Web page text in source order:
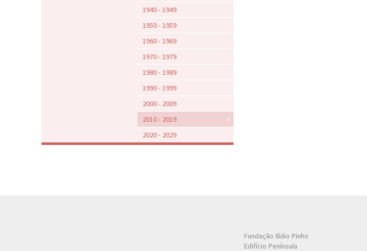
1940 - 1949
1950 - 1959
1960 - 1969
1970 - 1979
1980 - 1989
1990 - 1999
2000 - 2009
2010 - 2019
2020 - 2029
Fundação Ilídio Pinho
Edifício Península